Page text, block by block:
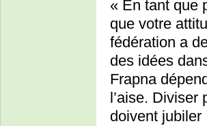
« En tant que
que votre
fédération a
des idées
Frapna
l’aise.
doivent jubiler